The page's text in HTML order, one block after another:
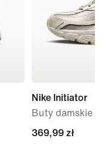
Nike Initiator
Buty damskie
369,99 zł
369,99 zł